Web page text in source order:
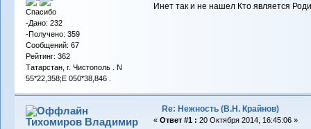
Спасибо
-Дано: 232
-Получено: 359
Сообщений: 67
Рейтинг: 362
Татарстан, г. Чистополь . N
55*22,358;E 050*38,846 .
Инет так и не нашел Кто является
Тихомиров Владимир
Re: Нежность (В.Н. Крайнов)
« Ответ #1 : 20 Октября 2014, 16:45:06 »